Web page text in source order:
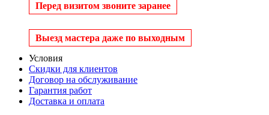
Перед визитом звоните заранее
Выезд мастера даже по выходным
Условия
Скидки для клиентов
Договор на обслуживание
Гарантия работ
Доставка и оплата